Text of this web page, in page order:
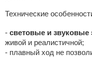
Технические
- световые и
живой и реалистичной;
- плавный ход не